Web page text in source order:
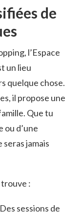
de
l’Espace
un lieu
quelque chose.
il propose une
Que tu
ou d’une
jamais
:
sessions de